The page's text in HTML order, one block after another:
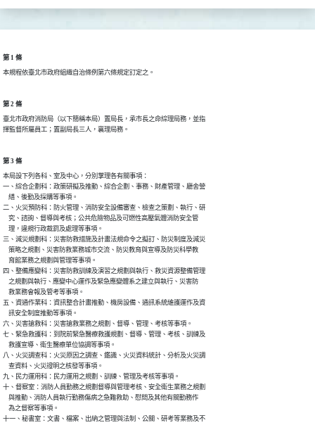
第 1 條
本規程依臺北市政府組織自治條例第六條規定訂定之。
第 2 條
臺北市政府消防局（以下簡稱本局）置局長，承市長之命綜理局務，並指
揮監督所屬員工；置副局長三人，襄理局務。
第 3 條
本局設下列各科、室及中心，分別掌理各有關事項：
一、綜合企劃科：政策研擬及推動、綜合企劃、事務、財產管理、廳舍營
    繕、後勤及採購等事項。
二、火災預防科：防火管理、消防安全設備審查、檢查之策劃、執行、研
    究、諮詢、督導與考核；公共危險物品及可燃性高壓氣體消防安全管
    理，違規行政裁罰及處理等事項。
三、減災規劃科：災害防救措施及計畫法規命令之擬訂、防災制度及減災
    策略之規劃、災害防救業務城市交流、防災教育與宣導及防災科學教
    育館業務之規劃與管理等事項。
四、整備應變科：災害防救訓練及演習之規劃與執行、救災資源整備管理
    之規劃與執行、應變中心運作及緊急應變體系之建立與執行、災害防
    救業務會報及管考等事項。
五、資通作業科：資訊整合計畫推動、機房設備、通訊系統維護運作及資
    訊安全制度推動等事項。
六、災害搶救科：災害搶救業務之規劃、督導、管理、考核等事項。
七、緊急救護科：到院前緊急醫療救護規劃、督導、管理、考核、訓練及
    救護宣導、衛生醫療單位協調等事項。
八、火災調查科：火災原因之調查、鑑識、火災資料統計、分析及火災調
    查資料、火災證明之核發等事項。
九、民力運用科：民力運用之規劃、訓練、管理及考核等事項。
十、督察室：消防人員勤務之規劃督導與管理考核、安全衛生業務之規劃
    與推動、消防人員執行勤務傷病之急難救助、慰問及其他有關勤務作
    為之督察等事項。
十一、秘書室：文書、檔案、出納之管理與法制、公關、研考等業務及不